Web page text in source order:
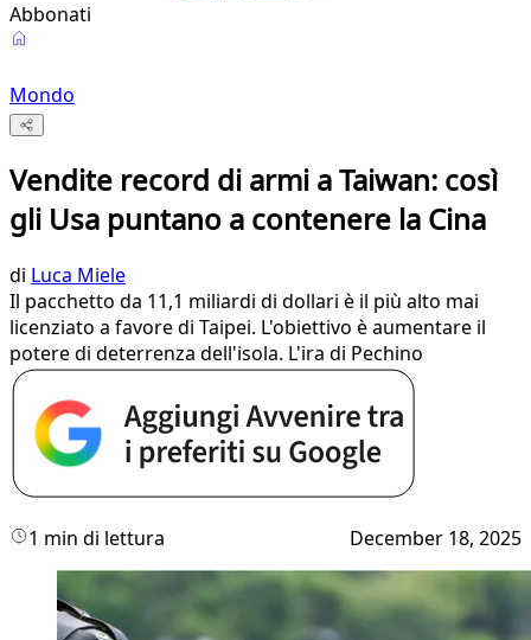
Abbonati
Mondo
Vendite record di armi a Taiwan: così
gli Usa puntano a contenere la Cina
di Luca Miele
Il pacchetto da 11,1 miliardi di dollari è il più alto mai
licenziato a favore di Taipei. L'obiettivo è aumentare il
potere di deterrenza dell'isola. L'ira di Pechino
1 min di lettura December 18, 2025